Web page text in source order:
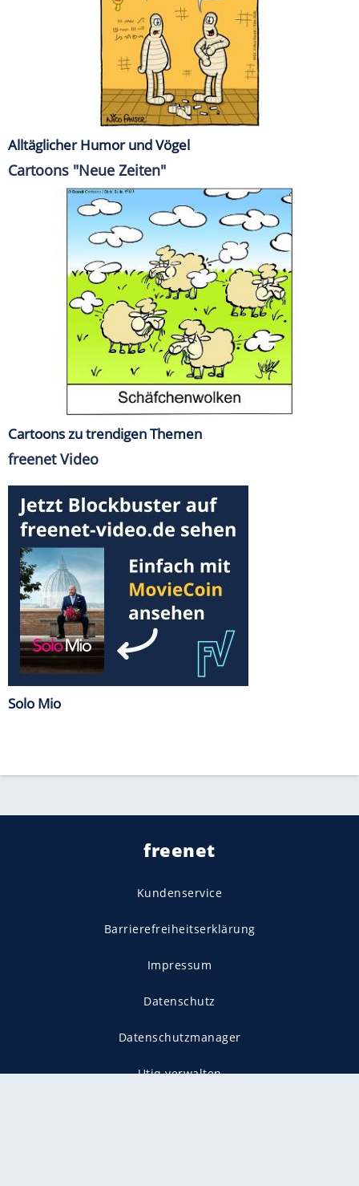
Alltäglicher Humor und Vögel
Cartoons "Neue Zeiten"
Cartoons zu trendigen Themen
freenet Video
Solo Mio
freenet
Kundenservice
Barrierefreiheitserklärung
Impressum
Datenschutz
Datenschutzmanager
Utiq verwalten